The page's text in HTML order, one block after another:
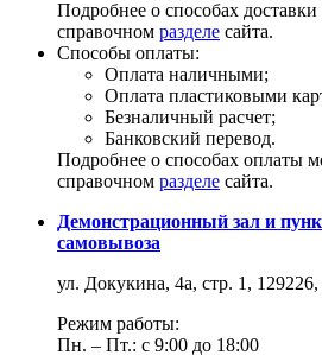
Подробнее о способах
справочном разделе сайта.
Способы оплаты:
Оплата наличными;
Оплата пластиковыми
Безналичный расчет;
Банковский перевод.
Подробнее о способах оплаты
справочном разделе сайта.
Демонстрационный зал и
самовывоза
ул. Докукина, 4а, стр. 1,
Режим работы:
Пн. – Пт.: с 9:00 до 18:00